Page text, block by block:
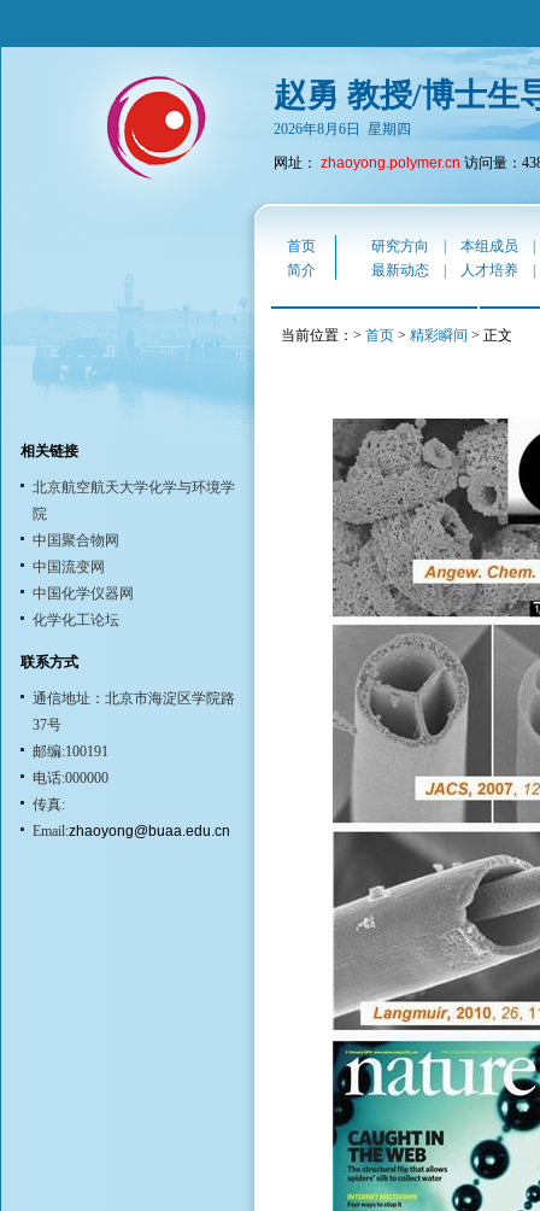
赵勇 教授/博士生
2026年8月6日 星期四
网址： zhaoyong.polymer.cn 访问量：
相关链接
北京航空航天大学化学与环境学
院
中国聚合物网
中国流变网
中国化学仪器网
化学化工论坛
联系方式
通信地址：北京市海淀区学院路
37号
邮编:100191
电话:000000
传真:
Email:zhaoyong@buaa.edu.cn
首页 研究方向 本组成员
简介
最新动态 人才培养
当前位置：> 首页 > 精彩瞬间 > 正文